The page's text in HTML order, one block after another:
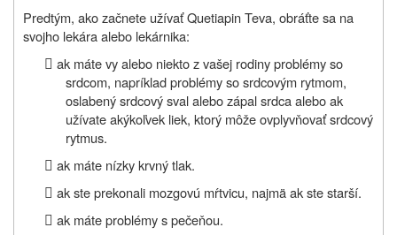
Predtým, ako začnete užívať Quetiapin Teva, obráťte sa na
svojho lekára alebo lekárnika:
 ak máte vy alebo niekto z vašej rodiny problémy so
srdcom, napríklad problémy so srdcovým rytmom,
oslabený srdcový sval alebo zápal srdca alebo ak
užívate akýkoľvek liek, ktorý môže ovplyvňovať srdcový
rytmus.
 ak máte nízky krvný tlak.
 ak ste prekonali mozgovú mŕtvicu, najmä ak ste starší.
 ak máte problémy s pečeňou.